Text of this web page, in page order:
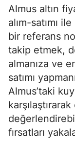
Almus altın
alım-satımı
bir referans
takip etmek,
almanıza ve
satımı
Almus’taki
fırsatları